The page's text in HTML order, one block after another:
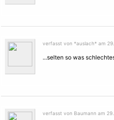
verfasst von *auslach* am
...selten so was
verfasst von Baumann am